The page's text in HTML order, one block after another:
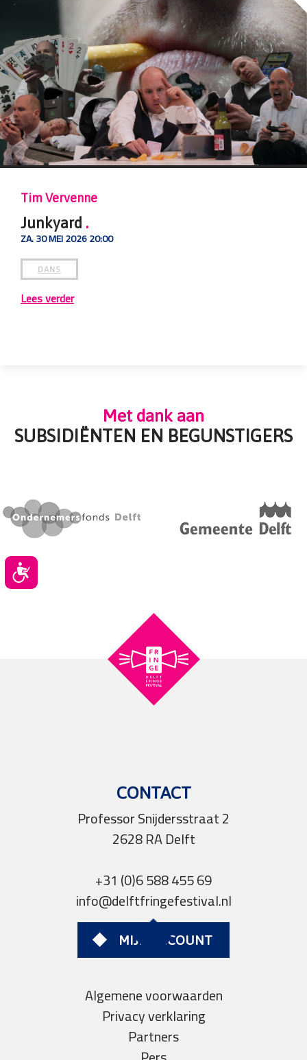
Met dank aan
SUBSIDIËNTEN EN BEGUNSTIGERS
CONTACT
Professor Snijdersstraat 2
2628 RA Delft
+31 (0)6 588 455 69
info@delftfringefestival.nl
MIJN ACCOUNT
Algemene voorwaarden
Privacy verklaring
Partners